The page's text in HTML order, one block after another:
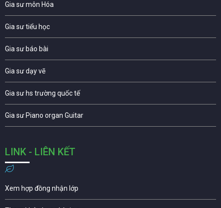
Gia sư môn Hóa
Gia sư tiểu học
Gia sư báo bài
Gia sư dạy vẽ
Gia sư hs trường quốc tế
Gia sư Piano organ Guitar
LINK - LIÊN KẾT
Xem hợp đồng nhận lớp